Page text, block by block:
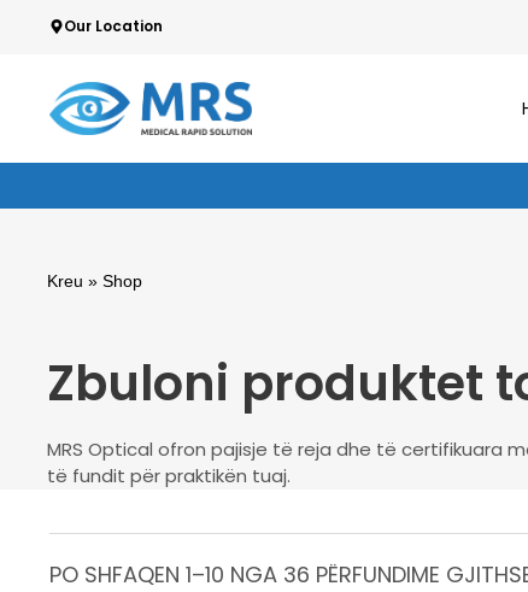
Our Location
Kreu » Shop
Zbuloni produktet
MRS Optical ofron pajisje të reja dhe të certifikuara
të fundit për praktikën tuaj.
PO SHFAQEN 1–10 NGA 36 PËRFUNDIME